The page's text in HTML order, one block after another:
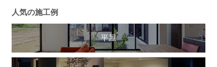
人気の施工例
平屋